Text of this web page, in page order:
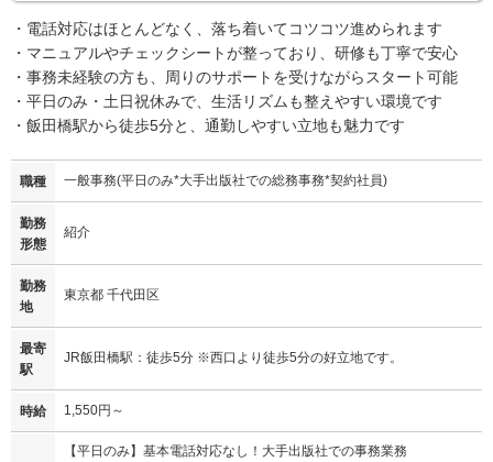
・電話対応はほとんどなく、落ち着いてコツコツ進められます
・マニュアルやチェックシートが整っており、研修も丁寧で安心
・事務未経験の方も、周りのサポートを受けながらスタート可能
・平日のみ・土日祝休みで、生活リズムも整えやすい環境です
・飯田橋駅から徒歩5分と、通勤しやすい立地も魅力です
職種 一般事務(平日のみ*大手出版社での総務事務*契約社員)
勤務
形態
紹介
勤務
地
東京都 千代田区
最寄
駅
JR飯田橋駅：徒歩5分 ※西口より徒歩5分の好立地です。
時給 1,550円～
【平日のみ】基本電話対応なし！大手出版社での事務業務